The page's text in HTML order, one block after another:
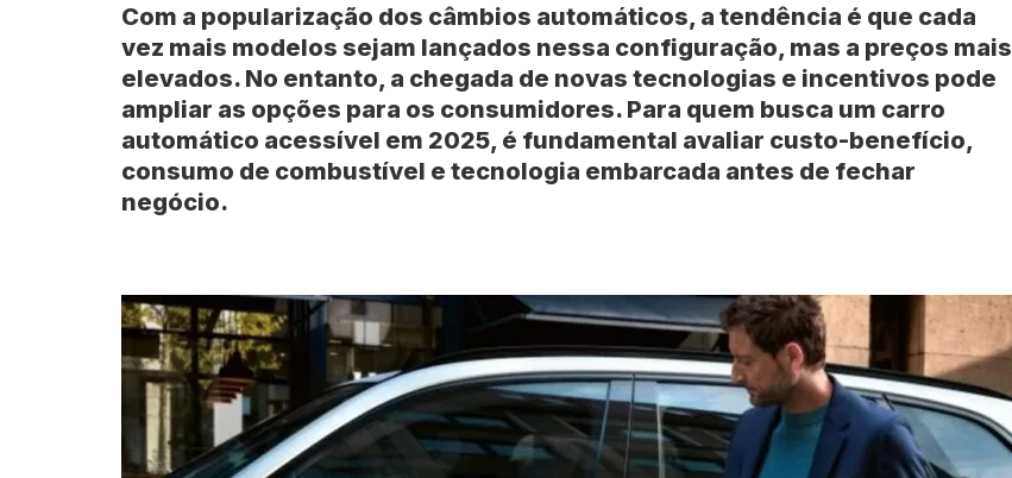
Com a popularização dos câmbios automáticos, a tendência é que cada
vez mais modelos sejam lançados nessa configuração, mas a preços mais
elevados. No entanto, a chegada de novas tecnologias e incentivos pode
ampliar as opções para os consumidores. Para quem busca um carro
automático acessível em 2025, é fundamental avaliar custo-benefício,
consumo de combustível e tecnologia embarcada antes de fechar
negócio.